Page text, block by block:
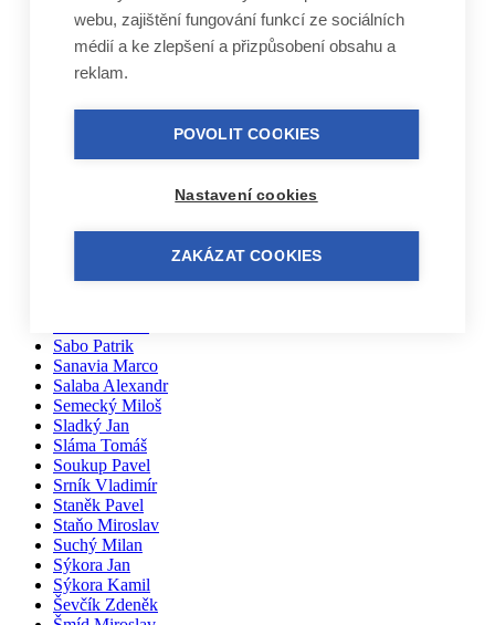
Pačiska Michal
Palíkovi Irena a Martin
Partl Vladimír
Parýzek Ondřej
Pazderka Dalibor
Pospieszyński Remigiusz Marek
Prokopová Milada
Sabo Patrik
Sanavia Marco
Salaba Alexandr
Semecký Miloš
Sladký Jan
Sláma Tomáš
Soukup Pavel
Srník Vladimír
Staněk Pavel
Staňo Miroslav
Suchý Milan
Sýkora Jan
Sýkora Kamil
Ševčík Zdeněk
webu, zajištění fungování funkcí ze sociálních
médií a ke zlepšení a přizpůsobení obsahu a
reklam.
POVOLIT COOKIES
Nastavení cookies
ZAKÁZAT COOKIES